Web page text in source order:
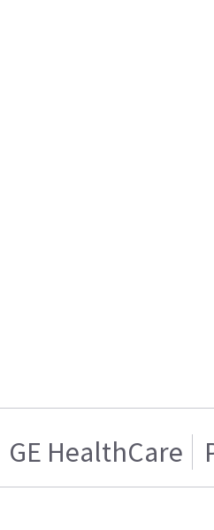
GE HealthCare